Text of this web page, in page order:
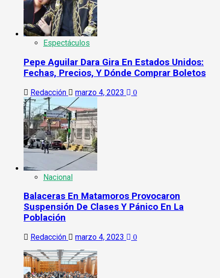
Espectáculos
Pepe Aguilar Dara Gira En Estados Unidos:
Fechas, Precios, Y Dónde Comprar Boletos
Redacción marzo 4, 2023 0
Nacional
Balaceras En Matamoros Provocaron
Suspensión De Clases Y Pánico En La
Población
Redacción marzo 4, 2023 0